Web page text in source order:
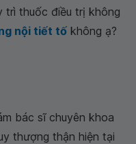
trì thuốc điều trị không
nội tiết tố không ạ?
bác sĩ chuyên khoa
thượng thận hiện tại